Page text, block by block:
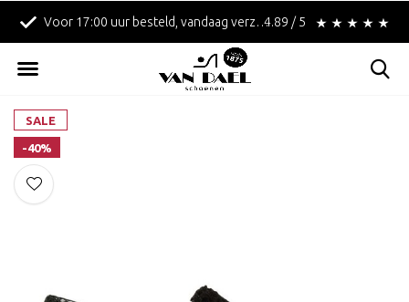
Voor 17:00 uur besteld, vandaag verzonden! Betaal achteraf met
4.89 / 5
SALE
-40%